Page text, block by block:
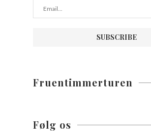
Fruentimmerturen
Følg os